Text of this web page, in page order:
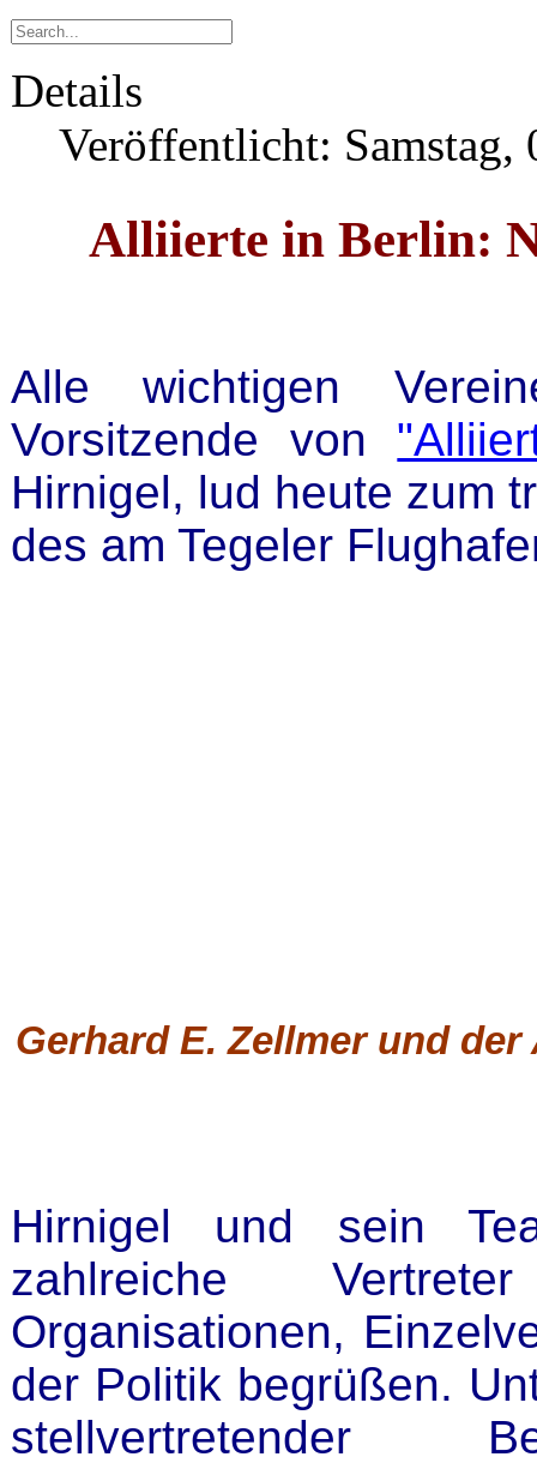
Details
Veröffentlicht: Samstag,
Alliierte in Berlin:
Alle wichtigen
Vorsitzende von
Hirnigel, lud heute zum
des am Tegeler
Gerhard E. Zellmer und
Hirnigel und sein
zahlreiche
Organisationen,
der Politik begrüßen.
stellvertretender